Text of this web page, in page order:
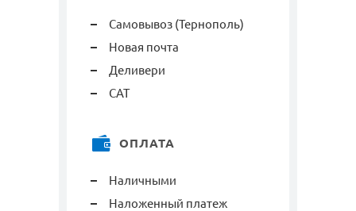
Самовывоз (Тернополь)
Новая почта
Деливери
САТ
ОПЛАТА
Наличными
Наложенный платеж